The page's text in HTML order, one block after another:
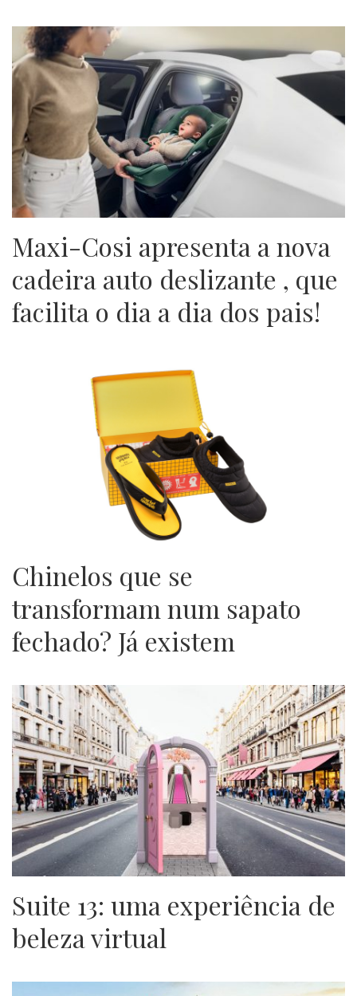
Maxi-Cosi apresenta a nova
cadeira auto deslizante , que
facilita o dia a dia dos pais!
Chinelos que se
transformam num sapato
fechado? Já existem
Suite 13: uma experiência de
beleza virtual